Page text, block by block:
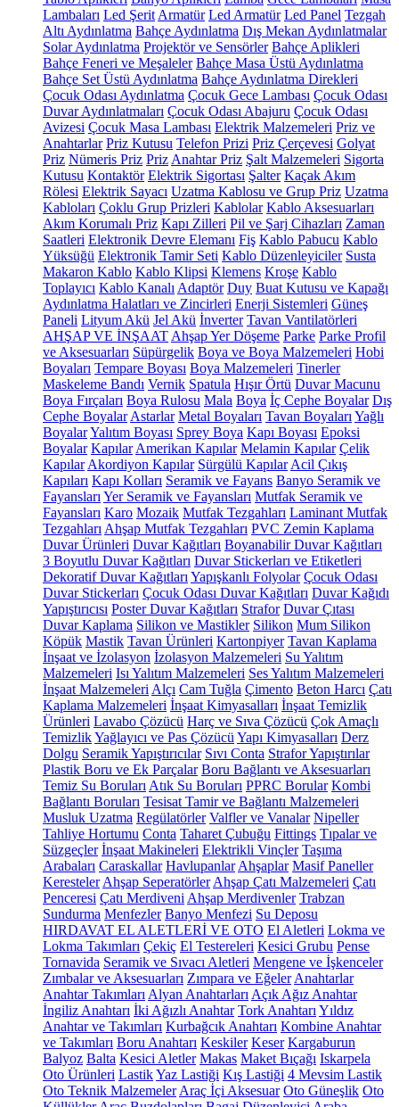
Lambaları Led Şerit Armatür Led Armatür Led Panel Tezgah
Altı Aydınlatma Bahçe Aydınlatma Dış Mekan Aydınlatmalar
Solar Aydınlatma Projektör ve Sensörler Bahçe Aplikleri
Bahçe Feneri ve Meşaleler Bahçe Masa Üstü Aydınlatma
Bahçe Set Üstü Aydınlatma Bahçe Aydınlatma Direkleri
Çocuk Odası Aydınlatma Çocuk Gece Lambası Çocuk Odası
Duvar Aydınlatmaları Çocuk Odası Abajuru Çocuk Odası
Avizesi Çocuk Masa Lambası Elektrik Malzemeleri Priz ve
Anahtarlar Priz Kutusu Telefon Prizi Priz Çerçevesi Golyat
Priz Nümeris Priz Priz Anahtar Priz Şalt Malzemeleri Sigorta
Kutusu Kontaktör Elektrik Sigortası Şalter Kaçak Akım
Rölesi Elektrik Sayacı Uzatma Kablosu ve Grup Priz Uzatma
Kabloları Çoklu Grup Prizleri Kablolar Kablo Aksesuarları
Akım Korumalı Priz Kapı Zilleri Pil ve Şarj Cihazları Zaman
Saatleri Elektronik Devre Elemanı Fiş Kablo Pabucu Kablo
Yüksüğü Elektronik Tamir Seti Kablo Düzenleyiciler Susta
Makaron Kablo Kablo Klipsi Klemens Kroşe Kablo
Toplayıcı Kablo Kanalı Adaptör Duy Buat Kutusu ve Kapağı
Aydınlatma Halatları ve Zincirleri Enerji Sistemleri Güneş
Paneli Lityum Akü Jel Akü İnverter Tavan Vantilatörleri
AHŞAP VE İNŞAAT Ahşap Yer Döşeme Parke Parke Profil
ve Aksesuarları Süpürgelik Boya ve Boya Malzemeleri Hobi
Boyaları Tempare Boyası Boya Malzemeleri Tinerler
Maskeleme Bandı Vernik Spatula Hışır Örtü Duvar Macunu
Boya Fırçaları Boya Rulosu Mala Boya İç Cephe Boyalar Dış
Cephe Boyalar Astarlar Metal Boyaları Tavan Boyaları Yağlı
BoyalarYalıtım Boyası Sprey Boya Kapı Boyası Epoksi
Boyalar Kapılar Amerikan Kapılar Melamin Kapılar Çelik
Kapılar Akordiyon Kapılar Sürgülü Kapılar Acil Çıkış
Kapıları Kapı Kolları Seramik ve Fayans Banyo Seramik ve
Fayansları Yer Seramik ve Fayansları Mutfak Seramik ve
Fayansları Karo Mozaik Mutfak Tezgahları Laminant Mutfak
Tezgahları Ahşap Mutfak Tezgahları PVC Zemin Kaplama
Duvar Ürünleri Duvar Kağıtları Boyanabilir Duvar Kağıtları
3 Boyutlu Duvar Kağıtları Duvar Stickerları ve Etiketleri
Dekoratif Duvar Kağıtları Yapışkanlı Folyolar Çocuk Odası
Duvar Stickerları Çocuk Odası Duvar Kağıtları Duvar Kağıdı
Yapıştırıcısı Poster Duvar Kağıtları Strafor Duvar Çıtası
Duvar Kaplama Silikon ve Mastikler Silikon Mum Silikon
Köpük Mastik Tavan Ürünleri Kartonpiyer Tavan Kaplama
İnşaat ve İzolasyon İzolasyon Malzemeleri Su Yalıtım
Malzemeleri Isı Yalıtım Malzemeleri Ses Yalıtım Malzemeleri
İnşaat Malzemeleri Alçı Cam Tuğla Çimento Beton Harcı Çatı
Kaplama Malzemeleri İnşaat Kimyasalları İnşaat Temizlik
Ürünleri Lavabo Çözücü Harç ve Sıva Çözücü Çok Amaçlı
TemizlikYağlayıcı ve Pas Çözücü Yapı Kimyasalları Derz
Dolgu Seramik Yapıştırıcılar Sıvı Conta Strafor Yapıştırılar
Plastik Boru ve Ek Parçalar Boru Bağlantı ve Aksesuarları
Temiz Su Boruları Atık Su Boruları PPRC Borular Kombi
Bağlantı Boruları Tesisat Tamir ve Bağlantı Malzemeleri
Musluk Uzatma Regülatörler Valfler ve Vanalar Nipeller
Tahliye Hortumu Conta Taharet Çubuğu Fittings Tıpalar ve
Süzgeçler İnşaat Makineleri Elektrikli Vinçler Taşıma
Arabaları Caraskallar Havlupanlar Ahşaplar Masif Paneller
Keresteler Ahşap Seperatörler Ahşap Çatı Malzemeleri Çatı
Penceresi Çatı Merdiveni Ahşap Merdivenler Trabzan
Sundurma Menfezler Banyo Menfezi Su Deposu
HIRDAVAT EL ALETLERİ VE OTO El Aletleri Lokma ve
Lokma Takımları Çekiç El Testereleri Kesici Grubu Pense
Tornavida Seramik ve Sıvacı Aletleri Mengene ve İşkenceler
Zımbalar ve Aksesuarları Zımpara ve Eğeler Anahtarlar
Anahtar Takımları Alyan Anahtarları Açık Ağız Anahtar
İngiliz Anahtarı İki Ağızlı Anahtar Tork Anahtarı Yıldız
Anahtar ve Takımları Kurbağcık Anahtarı Kombine Anahtar
ve Takımları Boru Anahtarı Keskiler Keser Kargaburun
Balyoz Balta Kesici Aletler Makas Maket Bıçağı Iskarpela
Oto Ürünleri LastikYaz Lastiği Kış Lastiği 4 Mevsim Lastik
Oto Teknik Malzemeler Araç İçi Aksesuar Oto Güneşlik Oto